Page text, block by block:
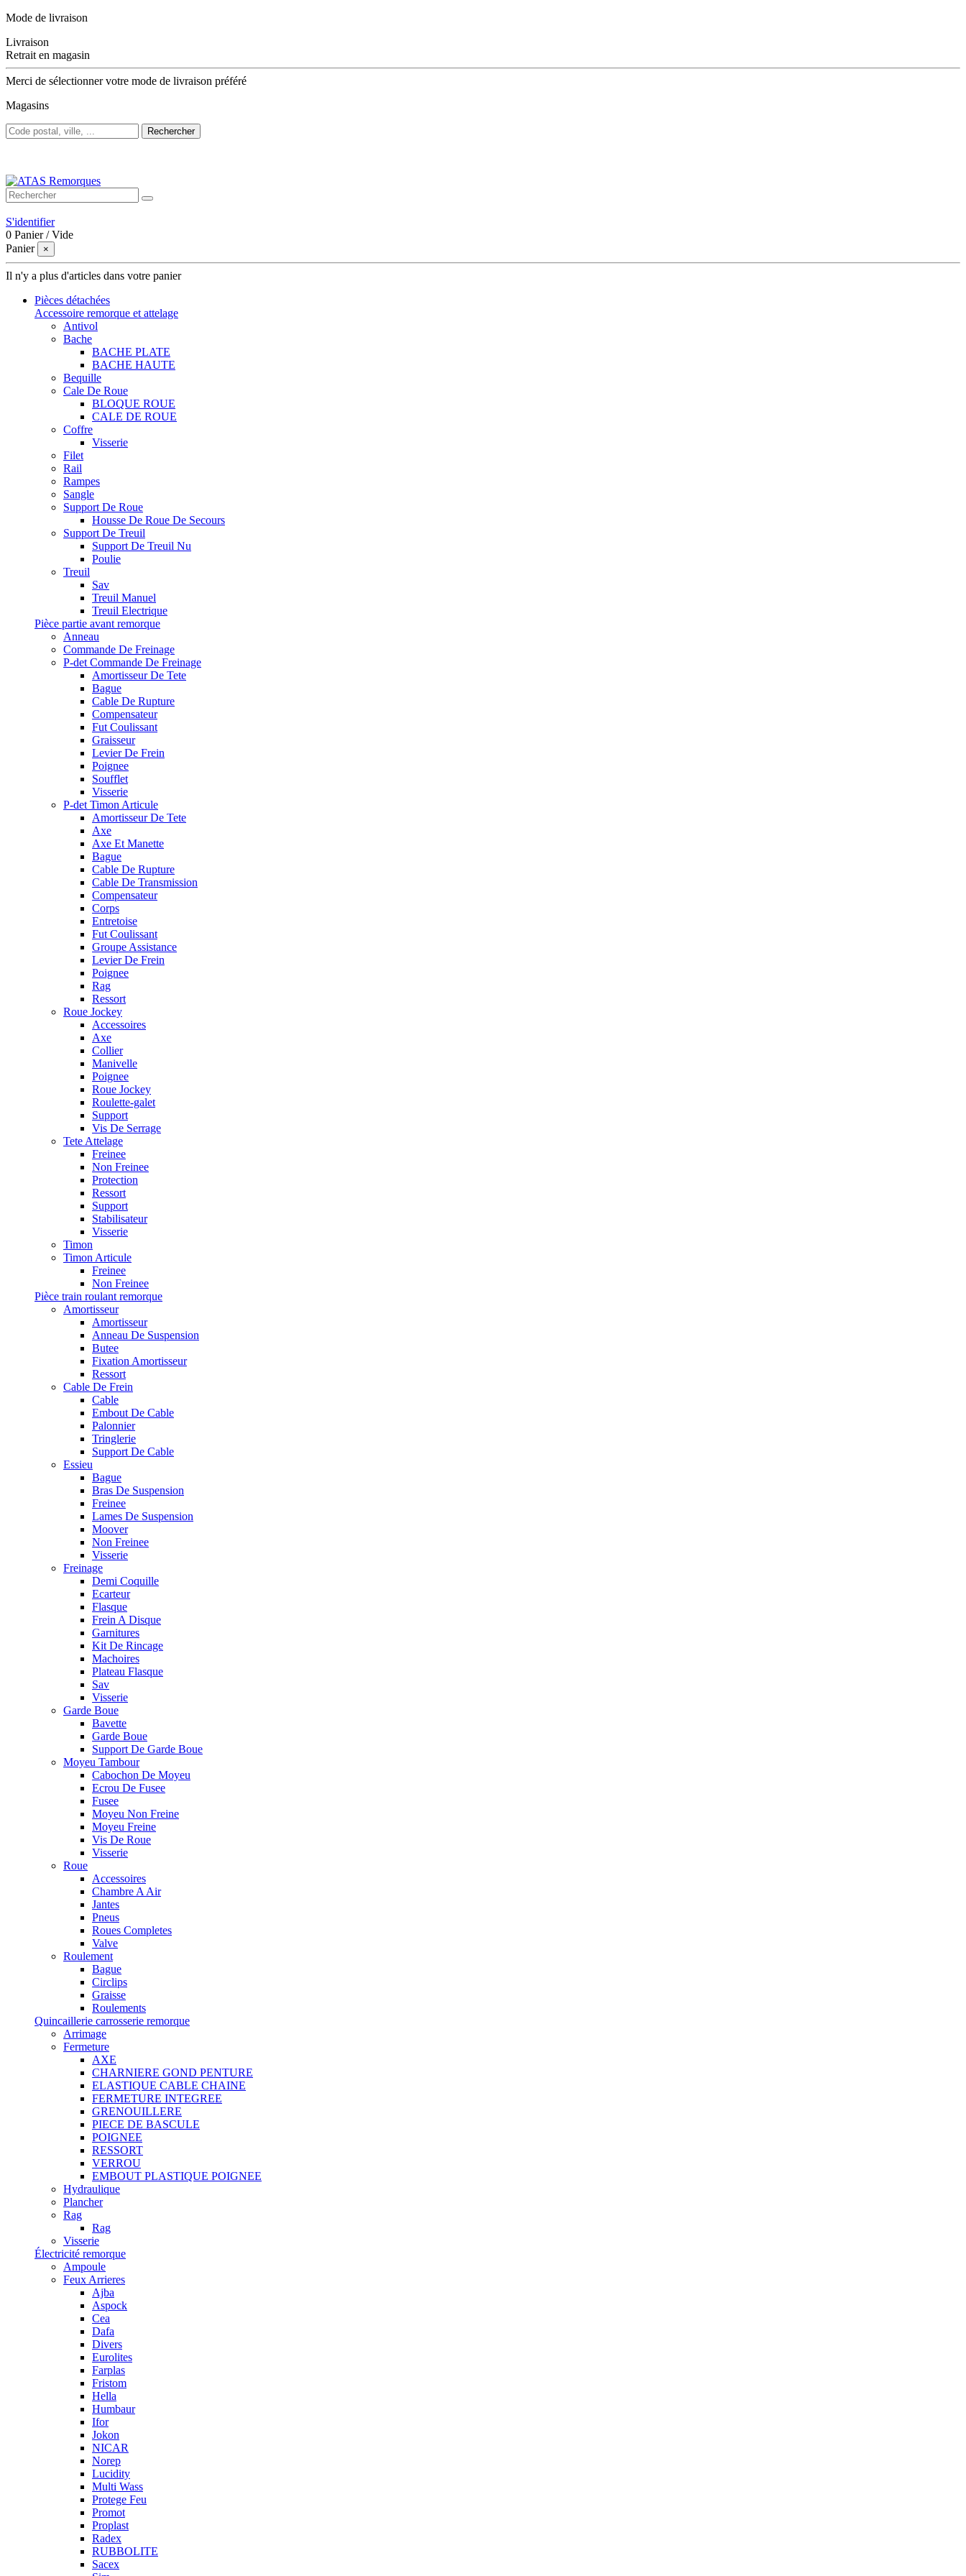
Mode de livraison
Livraison
Retrait en magasin
Merci de sélectionner votre mode de livraison préféré
Magasins
Rechercher
S'identifier
0 Panier /Vide
Panier
×
Il n'y a plus d'articles dans votre panier
Pièces détachées
Accessoire remorque et attelage
Antivol
Bache
BACHE PLATE
BACHE HAUTE
Bequille
Cale De Roue
BLOQUE ROUE
CALE DE ROUE
Coffre
Visserie
Filet
Rail
Rampes
Sangle
Support De Roue
Housse De Roue De Secours
Support De Treuil
Support De Treuil Nu
Poulie
Treuil
Sav
Treuil Manuel
Treuil Electrique
Pièce partie avant remorque
Anneau
Commande De Freinage
P-det Commande De Freinage
Amortisseur De Tete
Bague
Cable De Rupture
Compensateur
Fut Coulissant
Graisseur
Levier De Frein
Poignee
Soufflet
Visserie
P-det Timon Articule
Amortisseur De Tete
Axe
Axe Et Manette
Bague
Cable De Rupture
Cable De Transmission
Compensateur
Corps
Entretoise
Fut Coulissant
Groupe Assistance
Levier De Frein
Poignee
Rag
Ressort
Roue Jockey
Accessoires
Axe
Collier
Manivelle
Poignee
Roue Jockey
Roulette-galet
Support
Vis De Serrage
Tete Attelage
Freinee
Non Freinee
Protection
Ressort
Support
Stabilisateur
Visserie
Timon
Timon Articule
Freinee
Non Freinee
Pièce train roulant remorque
Amortisseur
Amortisseur
Anneau De Suspension
Butee
Fixation Amortisseur
Ressort
Cable De Frein
Cable
Embout De Cable
Palonnier
Tringlerie
Support De Cable
Essieu
Bague
Bras De Suspension
Freinee
Lames De Suspension
Moover
Non Freinee
Visserie
Freinage
Demi Coquille
Ecarteur
Flasque
Frein A Disque
Garnitures
Kit De Rincage
Machoires
Plateau Flasque
Sav
Visserie
Garde Boue
Bavette
Garde Boue
Support De Garde Boue
Moyeu Tambour
Cabochon De Moyeu
Ecrou De Fusee
Fusee
Moyeu Non Freine
Moyeu Freine
Vis De Roue
Visserie
Roue
Accessoires
Chambre A Air
Jantes
Pneus
Roues Completes
Valve
Roulement
Bague
Circlips
Graisse
Roulements
Quincaillerie carrosserie remorque
Arrimage
Fermeture
AXE
CHARNIERE GOND PENTURE
ELASTIQUE CABLE CHAINE
FERMETURE INTEGREE
GRENOUILLERE
PIECE DE BASCULE
POIGNEE
RESSORT
VERROU
EMBOUT PLASTIQUE POIGNEE
Hydraulique
Plancher
Rag
Rag
Visserie
Électricité remorque
Ampoule
Feux Arrieres
Ajba
Aspock
Cea
Dafa
Divers
Eurolites
Farplas
Fristom
Hella
Humbaur
Ifor
Jokon
NICAR
Norep
Lucidity
Multi Wass
Protege Feu
Promot
Proplast
Radex
RUBBOLITE
Sacex